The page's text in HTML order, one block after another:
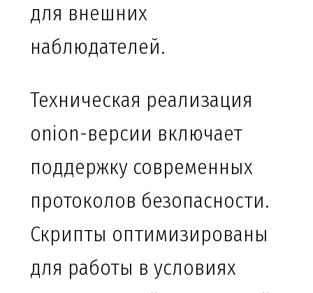
для внешних
наблюдателей.
Техническая реализация
onion-версии включает
поддержку современных
протоколов безопасности.
Скрипты оптимизированы
для работы в условиях